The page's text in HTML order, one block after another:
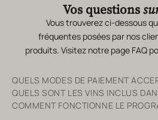
Vos questions
Vous trouverez ci-dessous
fréquentes posées par nos
produits. Visitez notre page FAQ
QUELS MODES DE PAIEMENT
QUELS SONT LES VINS INCLUS
COMMENT FONCTIONNE LE